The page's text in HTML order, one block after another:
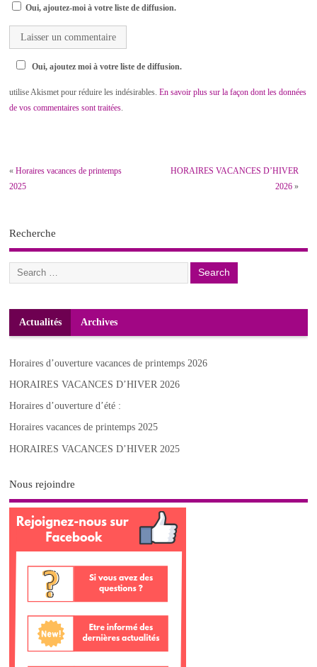
Oui, ajoutez-moi à votre liste de diffusion.
Oui, ajoutez moi à votre liste de diffusion.
utilise Akismet pour réduire les indésirables.En savoir plus sur la façon dont les données
de vos commentaires sont traitées.
«Horaires vacances de printemps
2025
HORAIRES VACANCES D’HIVER
2026»
Recherche
Actualités Archives
Horaires d’ouverture vacances de printemps 2026
HORAIRES VACANCES D’HIVER 2026
Horaires d’ouverture d’été :
Horaires vacances de printemps 2025
HORAIRES VACANCES D’HIVER 2025
Nous rejoindre